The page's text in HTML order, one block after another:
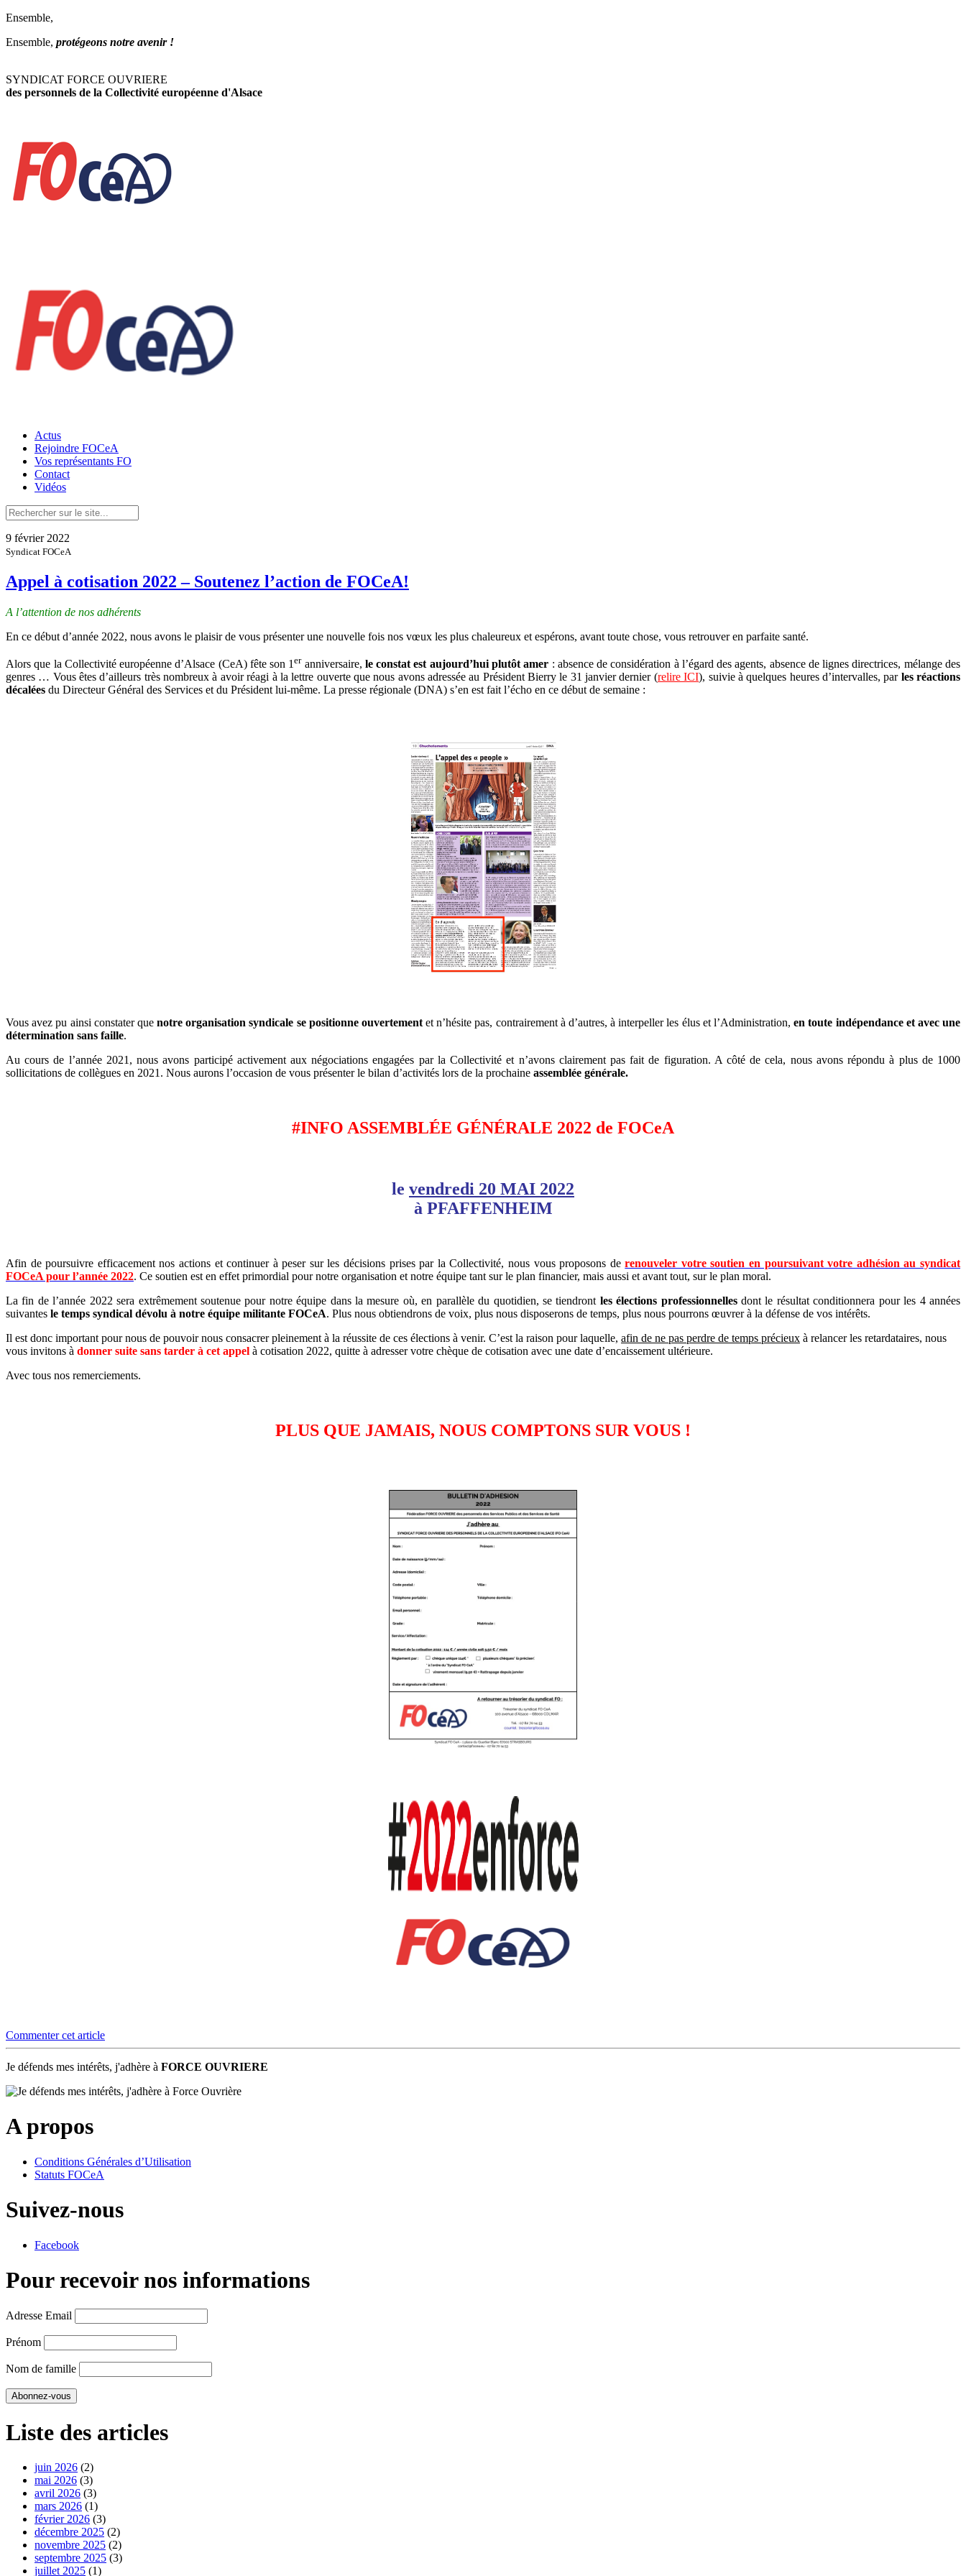
Ensemble,
Ensemble, protégeons notre avenir !
SYNDICAT FORCE OUVRIERE
des personnels de la Collectivité européenne d'Alsace
Actus
Rejoindre FOCeA
Vos représentants FO
Contact
Vidéos
9 février 2022
Syndicat FOCeA
Appel à cotisation 2022 – Soutenez l’action de FOCeA!
A l’attention de nos adhérents
En ce début d’année 2022, nous avons le plaisir de vous présenter une nouvelle fois nos vœux les plus chaleureux et espérons, avant toute chose, vous retrouver en parfaite santé.
Alors que la Collectivité européenne d’Alsace (CeA) fête son 1eranniversaire, le constat est aujourd’hui plutôt amer : absence de considération à l’égard des agents, absence de lignes directrices, mélange des
genres … Vous êtes d’ailleurs très nombreux à avoir réagi à la lettre ouverte que nous avons adressée au Président Bierry le 31 janvier dernier (relire ICI), suivie à quelques heures d’intervalles, par les réactions
décalées du Directeur Général des Services et du Président lui-même. La presse régionale (DNA) s’en est fait l’écho en ce début de semaine :
Vous avez pu ainsi constater quenotre organisation syndicale se positionne ouvertementet n’hésite pas, contrairement à d’autres, à interpeller les élus et l’Administration,en toute indépendance et avec une
détermination sans faille.
Au cours de l’année 2021, nous avons participé activement aux négociations engagées par la Collectivité et n’avons clairement pas fait de figuration. A côté de cela, nous avons répondu à plus de 1000
sollicitations de collègues en 2021. Nous aurons l’occasion de vous présenter le bilan d’activités lors de la prochaine assemblée générale.
#INFO ASSEMBLÉE GÉNÉRALE 2022 de FOCeA
le vendredi 20 MAI 2022
à PFAFFENHEIM
Afin de poursuivre efficacement nos actions et continuer à peser sur les décisions prises par la Collectivité, nous vous proposons derenouveler votre soutien en poursuivant votre adhésion au syndicat
FOCeA pour l’année 2022. Ce soutien est en effet primordial pour notre organisation et notre équipe tant sur le plan financier, mais aussi et avant tout, sur le plan moral.
La fin de l’année 2022 sera extrêmement soutenue pour notre équipe dans la mesure où, en parallèle du quotidien, se tiendront les élections professionnellesdont le résultat conditionnera pour les 4 années
suivantes le temps syndical dévolu à notre équipe militante FOCeA. Plus nous obtiendrons de voix, plus nous disposerons de temps, plus nous pourrons œuvrer à la défense de vos intérêts.
Il est donc important pour nous de pouvoir nous consacrer pleinement à la réussite de ces élections à venir. C’est la raison pour laquelle, afin de ne pas perdre de temps précieux à relancer les retardataires, nous
vous invitons à donner suite sans tarder à cet appel à cotisation 2022, quitte à adresser votre chèque de cotisation avec une date d’encaissement ultérieure.
Avec tous nos remerciements.
PLUS QUE JAMAIS, NOUS COMPTONS SUR VOUS !
Commenter cet article
Je défends mes intérêts, j'adhère à FORCE OUVRIERE
A propos
Conditions Générales d’Utilisation
Statuts FOCeA
Suivez-nous
Facebook
Pour recevoir nos informations
Adresse Email
Prénom
Nom de famille
Liste des articles
juin 2026 (2)
mai 2026 (3)
avril 2026 (3)
mars 2026 (1)
février 2026 (3)
décembre 2025 (2)
novembre 2025 (2)
septembre 2025 (3)
juillet 2025 (1)